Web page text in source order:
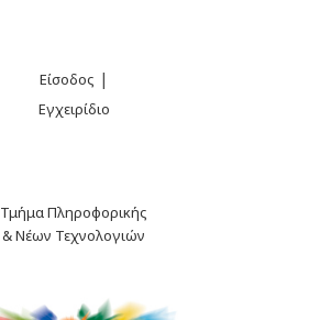
Είσοδος |
Εγχειρίδιο
Τμήμα Πληροφορικής
& Νέων Τεχνολογιών